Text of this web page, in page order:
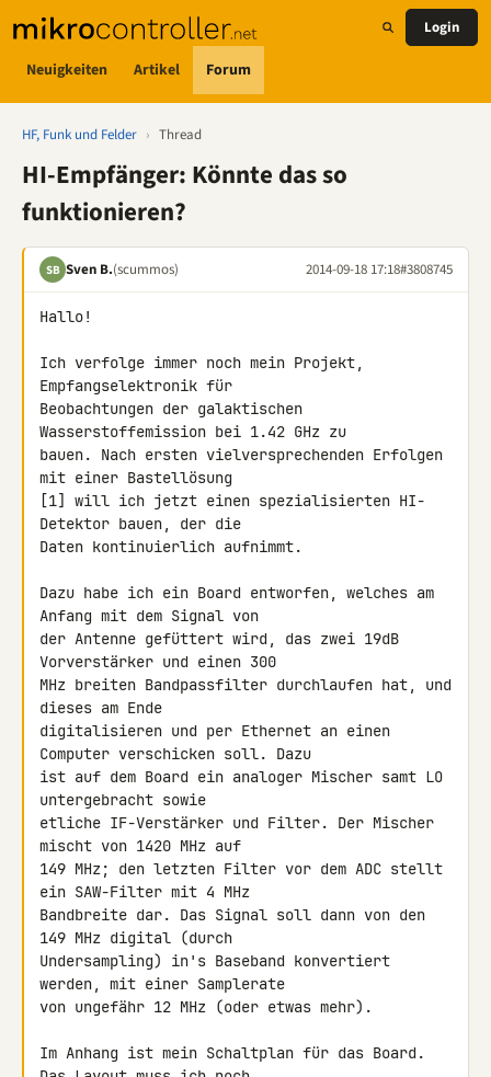
Neuigkeiten Artikel Forum
Login
HF, Funk und Felder › Thread
HI-Empfänger: Könnte das so
funktionieren?
SB Sven B.(scummos) 2014-09-18 17:18#3808745
Hallo!
Ich verfolge immer noch mein Projekt,
Empfangselektronik für
Beobachtungen der galaktischen
Wasserstoffemission bei 1.42 GHz zu
bauen. Nach ersten vielversprechenden Erfolgen
mit einer Bastellösung
[1] will ich jetzt einen spezialisierten HI-
Detektor bauen, der die
Daten kontinuierlich aufnimmt.
Dazu habe ich ein Board entworfen, welches am
Anfang mit dem Signal von
der Antenne gefüttert wird, das zwei 19dB
Vorverstärker und einen 300
MHz breiten Bandpassfilter durchlaufen hat, und
dieses am Ende
digitalisieren und per Ethernet an einen
Computer verschicken soll. Dazu
ist auf dem Board ein analoger Mischer samt LO
untergebracht sowie
etliche IF-Verstärker und Filter. Der Mischer
mischt von 1420 MHz auf
149 MHz; den letzten Filter vor dem ADC stellt
ein SAW-Filter mit 4 MHz
Bandbreite dar. Das Signal soll dann von den
149 MHz digital (durch
Undersampling) in's Baseband konvertiert
werden, mit einer Samplerate
von ungefähr 12 MHz (oder etwas mehr).
Im Anhang ist mein Schaltplan für das Board.